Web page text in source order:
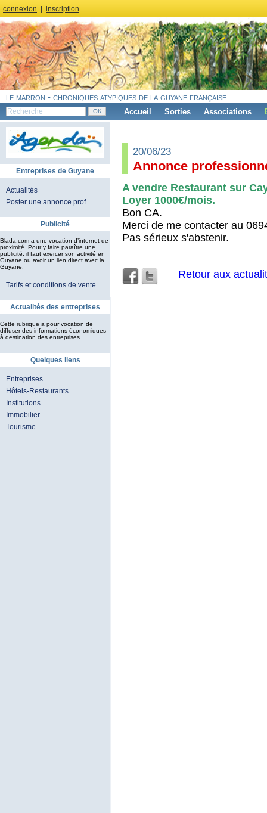
connexion inscription
le marron - chroniques atypiques de la guyane française
Accueil Sorties Associations
Entreprises de Guyane
Actualités
Poster une annonce prof.
Publicité
Blada.com a une vocation d’internet de
proximité. Pour y faire paraître une
publicité, il faut exercer son activité en
Guyane ou avoir un lien direct avec la
Guyane.
Tarifs et conditions de vente
Actualités des entreprises
Cette rubrique a pour vocation de
diffuser des informations économiques
à destination des entreprises.
Quelques liens
Entreprises
Hôtels-Restaurants
Institutions
Immobilier
Tourisme
20/06/23
Annonce
A vendre Restaurant sur
Loyer 1000€/mois.
Bon CA.
Merci de me contacter au
Pas sérieux s'abstenir.
Retour aux